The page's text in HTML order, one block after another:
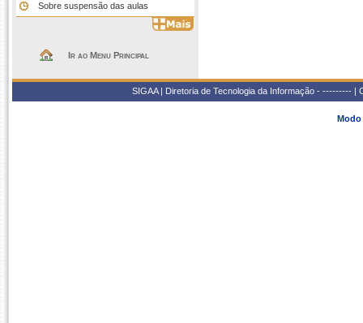
Sobre suspensão das aulas
Ir ao Menu Principal
SIGAA | Diretoria de Tecnologia da Informação - ---------
Modo